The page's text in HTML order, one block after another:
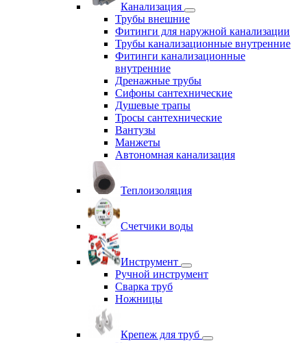
Канализация
Трубы внешние
Фитинги для наружной канализации
Трубы канализационные внутренние
Фитинги канализационные
внутренние
Дренажные трубы
Сифоны сантехнические
Душевые трапы
Тросы сантехнические
Вантузы
Манжеты
Автономная канализация
Теплоизоляция
Счетчики воды
Инструмент
Ручной инструмент
Сварка труб
Ножницы
Крепеж для труб